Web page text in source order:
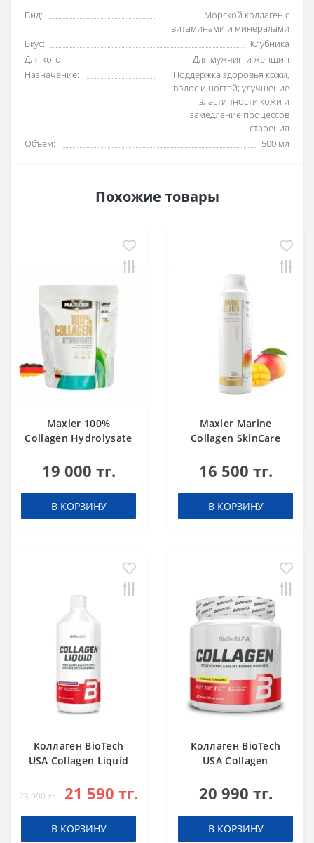
Вид:
Морской коллаген с
витаминами и минералами
Вкус:
Клубника
Для кого:
Для мужчин и женщин
Назначение:
Поддержка здоровья кожи,
волос и ногтей; улучшение
эластичности кожи и
замедление процессов
старения
Объем:
500 мл
Похожие товары
Maxler 100%
Collagen Hydrolysate
19 000 тг.
В КОРЗИНУ
Maxler Marine
Collagen SkinCare
16 500 тг.
В КОРЗИНУ
Коллаген BioTech
USA Collagen Liquid
23 990 тг. 21 590 тг.
В КОРЗИНУ
Коллаген BioTech
USA Collagen
20 990 тг.
В КОРЗИНУ